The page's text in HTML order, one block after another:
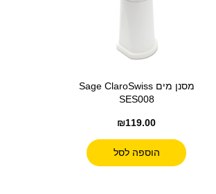
מסנן מים Sage ClaroSwiss
SES008
₪119.00
הוספה לסל